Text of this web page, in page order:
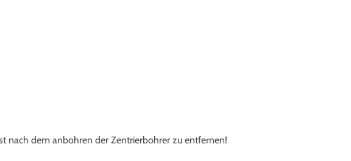
nach dem anbohren der Zentrierbohrer zu entfernen!